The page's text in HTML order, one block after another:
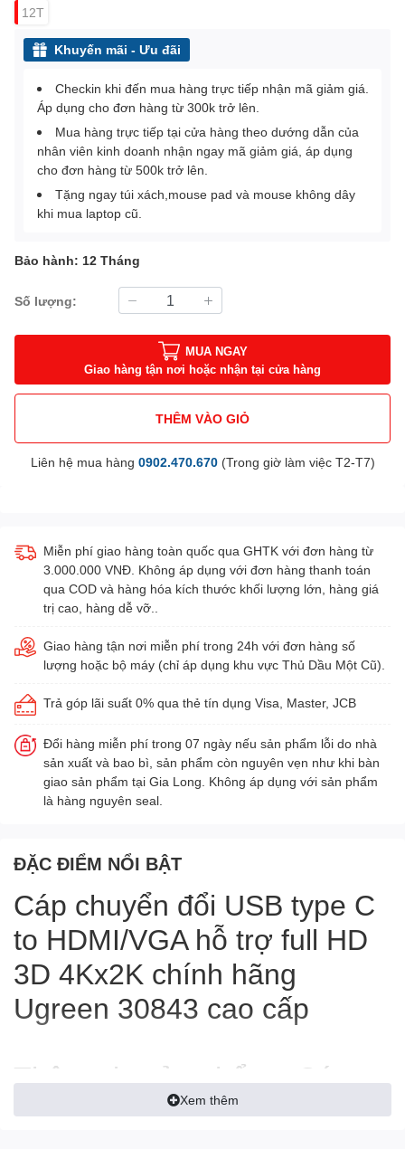
12T
Khuyến mãi - Ưu đãi
Checkin khi đến mua hàng trực tiếp nhận mã giảm giá.
Áp dụng cho đơn hàng từ 300k trở lên.
Mua hàng trực tiếp tại cửa hàng theo dướng dẫn của
nhân viên kinh doanh nhận ngay mã giảm giá, áp dụng
cho đơn hàng từ 500k trở lên.
Tặng ngay túi xách,mouse pad và mouse không dây
khi mua laptop cũ.
Bảo hành: 12 Tháng
Số lượng:
MUA NGAY
Giao hàng tận nơi hoặc nhận tại cửa hàng
THÊM VÀO GIỎ
Liên hệ mua hàng 0902.470.670(Trong giờ làm việc T2-T7)
Miễn phí giao hàng toàn quốc qua GHTK với đơn hàng từ
3.000.000 VNĐ. Không áp dụng với đơn hàng thanh toán
qua COD và hàng hóa kích thước khối lượng lớn, hàng giá
trị cao, hàng dễ vỡ..
Giao hàng tận nơi miễn phí trong 24h với đơn hàng số
lượng hoặc bộ máy (chỉ áp dụng khu vực Thủ Dầu Một Cũ).
Trả góp lãi suất 0% qua thẻ tín dụng Visa, Master, JCB
Đổi hàng miễn phí trong 07 ngày nếu sản phẩm lỗi do nhà
sản xuất và bao bì, sản phẩm còn nguyên vẹn như khi bàn
giao sản phẩm tại Gia Long. Không áp dụng với sản phẩm
là hàng nguyên seal.
ĐẶC ĐIỂM NỔI BẬT
Cáp chuyển đổi USB type C
to HDMI/VGA hỗ trợ full HD
3D 4Kx2K chính hãng
Ugreen 30843 cao cấp
Thông tin sản phẩm : Cáp
USB-C to HDMI/VGA chính
Xem thêm